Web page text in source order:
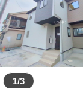
1/3